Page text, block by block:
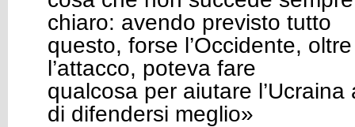
chiaro: avendo previsto tutto
questo, forse l’Occidente,
l’attacco, poteva fare
qualcosa per aiutare
di difendersi meglio»